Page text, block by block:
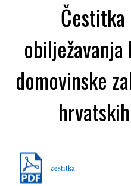
domovinske
cestitka